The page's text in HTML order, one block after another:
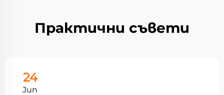
Практични съвети
24
Jun